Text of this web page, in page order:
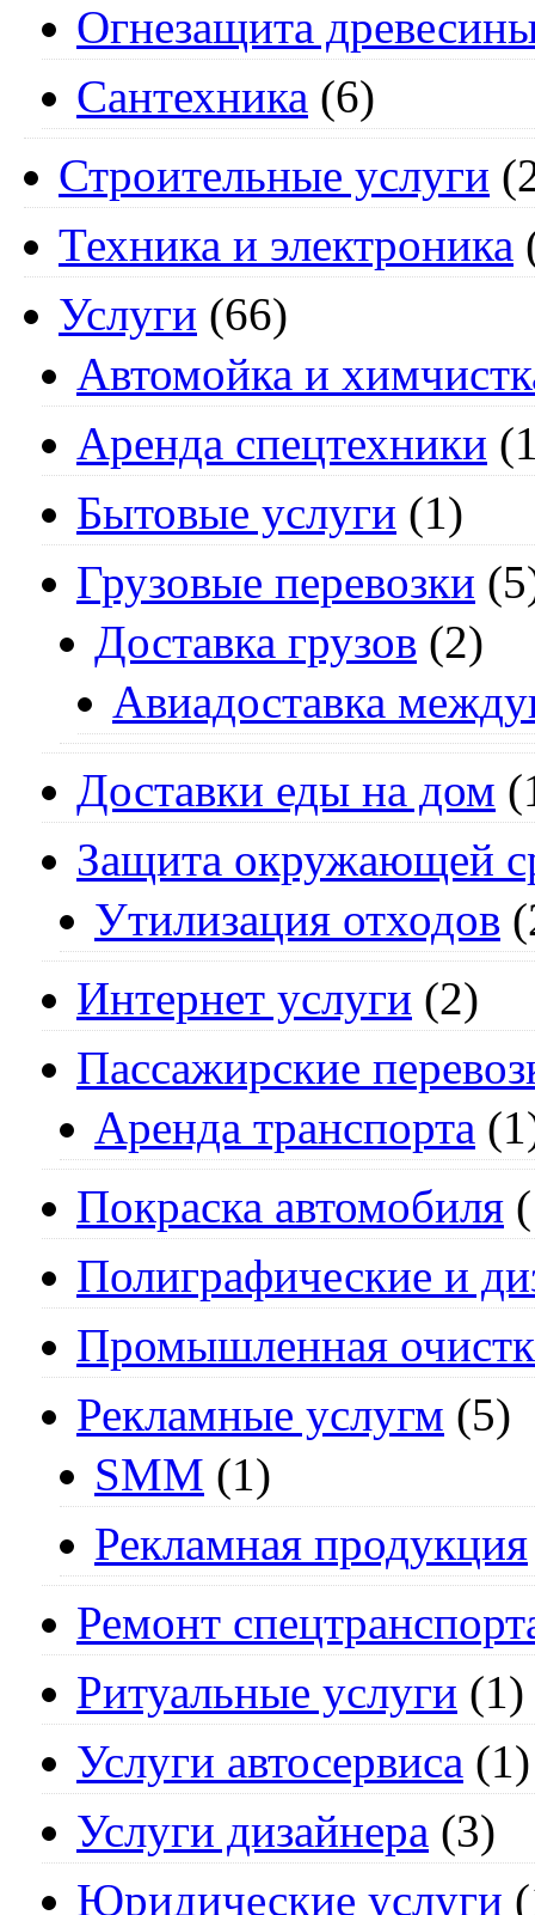
Огнезащита
Сантехника (6)
Строительные услуги
Техника и электроника
Услуги (66)
Автомойка и
Аренда спецтехники
Бытовые услуги (1)
Грузовые перевозки
Доставка грузов (2)
Авиадоставка
Доставки еды на дом
Защита окружающей
Утилизация отходов
Интернет услуги (2)
Пассажирские
Аренда транспорта
Покраска автомобиля
Полиграфические и
Промышленная
Рекламные услугм (5)
SMM (1)
Рекламная продукция
Ремонт
Ритуальные услуги (1)
Услуги автосервиса (1)
Услуги дизайнера (3)
Юридические услуги